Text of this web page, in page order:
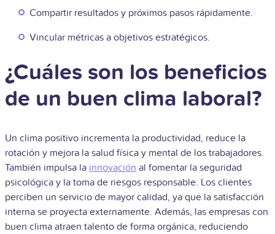
Compartir resultados y próximos pasos rápidamente.
Vincular métricas a objetivos estratégicos.
¿Cuáles son los beneficios
de un buen clima laboral?
Un clima positivo incrementa la productividad, reduce la
rotación y mejora la salud física y mental de los trabajadores.
También impulsa la innovación al fomentar la seguridad
psicológica y la toma de riesgos responsable. Los clientes
perciben un servicio de mayor calidad, ya que la satisfacción
interna se proyecta externamente. Además, las empresas con
buen clima atraen talento de forma orgánica, reduciendo